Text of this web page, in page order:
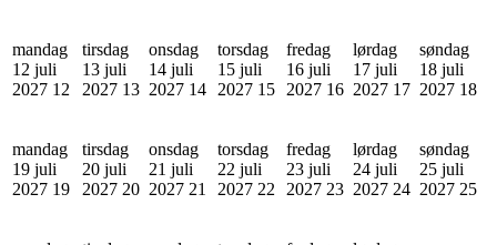
mandag
12 juli
2027 12
tirsdag
13 juli
2027 13
onsdag
14 juli
2027 14
torsdag
15 juli
2027 15
fredag
16 juli
2027 16
lørdag
17 juli
2027 17
søndag
18 juli
2027 18
mandag
19 juli
2027 19
tirsdag
20 juli
2027 20
onsdag
21 juli
2027 21
torsdag
22 juli
2027 22
fredag
23 juli
2027 23
lørdag
24 juli
2027 24
søndag
25 juli
2027 25